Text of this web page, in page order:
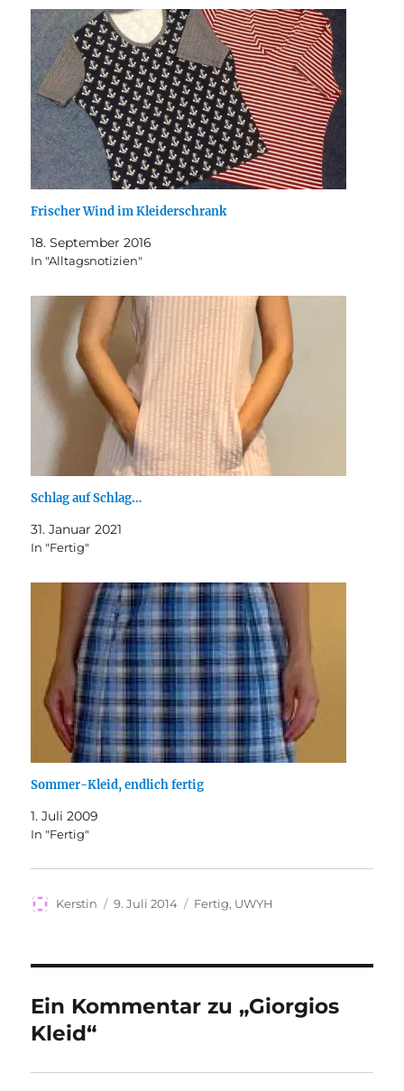
Frischer Wind im Kleiderschrank
18. September 2016
In "Alltagsnotizien"
Schlag auf Schlag…
31. Januar 2021
In "Fertig"
Sommer-Kleid, endlich fertig
1. Juli 2009
In "Fertig"
Autor
Kerstin
Veröffentlicht
9. Juli 2014 Kategorien
Fertig, UWYH
Ein Kommentar zu „Giorgios
Kleid“